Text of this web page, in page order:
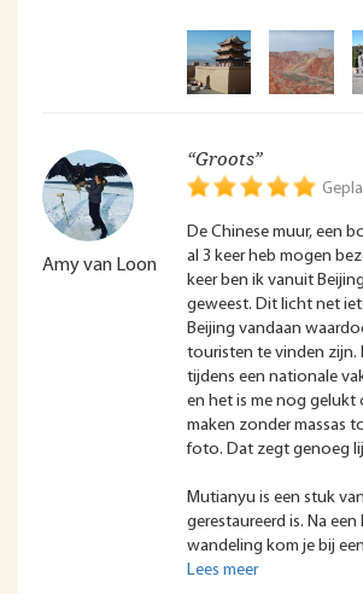
Amy van Loon
“Groots”
De Chinese muur, een
al 3 keer heb mogen
keer ben ik vanuit
geweest. Dit licht net
Beijing vandaan
touristen te vinden zijn.
tijdens een nationale
en het is me nog gelukt
maken zonder massas
foto. Dat zegt genoeg
Mutianyu is een stuk
gerestaureerd is. Na een
wandeling kom je bij